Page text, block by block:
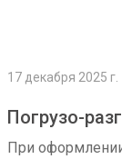
17 декабря 2025 г.
Погрузо-
При оформлении